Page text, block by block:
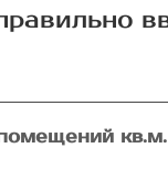
кв.м.